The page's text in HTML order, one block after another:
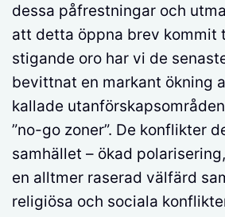
dessa påfrestningar och
att detta öppna brev kommit
stigande oro har vi de
bevittnat en markant ökning
kallade
”no-go zoner”. De konflikter
samhället – ökad
en alltmer raserad välfärd
religiösa och sociala